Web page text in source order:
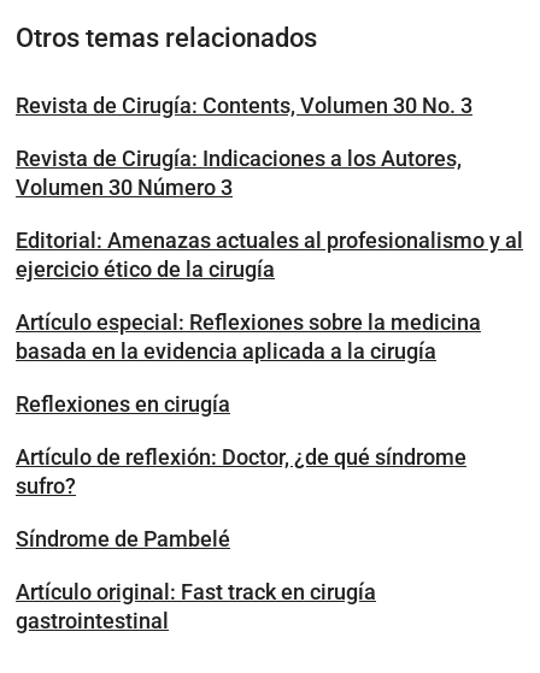
Otros temas relacionados
Revista de Cirugía: Contents, Volumen 30 No. 3
Revista de Cirugía: Indicaciones a los Autores,
Volumen 30 Número 3
Editorial: Amenazas actuales al profesionalismo y al
ejercicio ético de la cirugía
Artículo especial: Reflexiones sobre la medicina
basada en la evidencia aplicada a la cirugía
Reflexiones en cirugía
Artículo de reflexión: Doctor, ¿de qué síndrome
sufro?
Síndrome de Pambelé
Artículo original: Fast track en cirugía
gastrointestinal